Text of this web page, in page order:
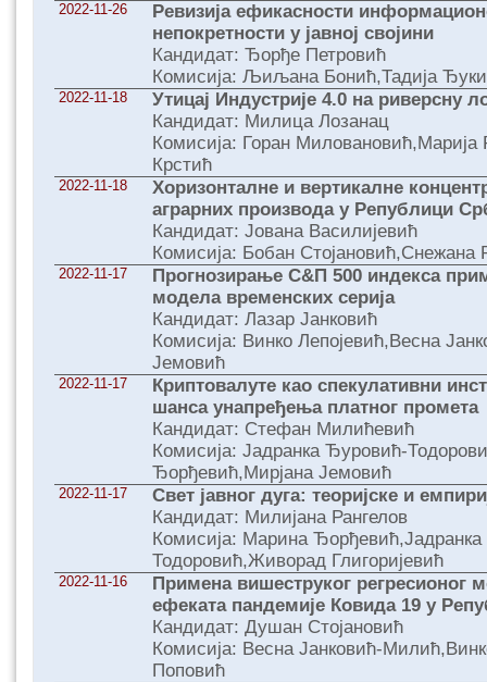
2022-11-26
Ревизија ефикасности
непокретности у јавној својини
Кандидат: Ђорђе Петровић
Комисија: Љиљана Бонић,Тадија
2022-11-18
Утицај Индустрије 4.0 на риверсну
Кандидат: Милица Лозанац
Комисија: Горан Миловановић,Марија
Крстић
2022-11-18
Хоризонталне и вертикалне
аграрних производа у Републици
Кандидат: Јована Василијевић
Комисија: Бобан
2022-11-17
Прогнозирање С&П 500 индекса
модела временских серија
Кандидат: Лазар Јанковић
Комисија: Винко Лепојевић,Весна
Јемовић
2022-11-17
Криптовалуте као спекулативни
шанса унапређења платног промета
Кандидат: Стефан Милићевић
Комисија: Јадранка Ђуровић-
Ђорђевић,Мирјана Јемовић
2022-11-17
Свет јавног дуга: теоријскe и
Кандидат: Милијана Рангелов
Комисија: Марина
Тодоровић,Живорад Глигоријевић
2022-11-16
Примена вишеструког регресионог
ефеката пандемије Ковида 19 у
Кандидат: Душан Стојановић
Комисија: Весна Јанковић-
Поповић